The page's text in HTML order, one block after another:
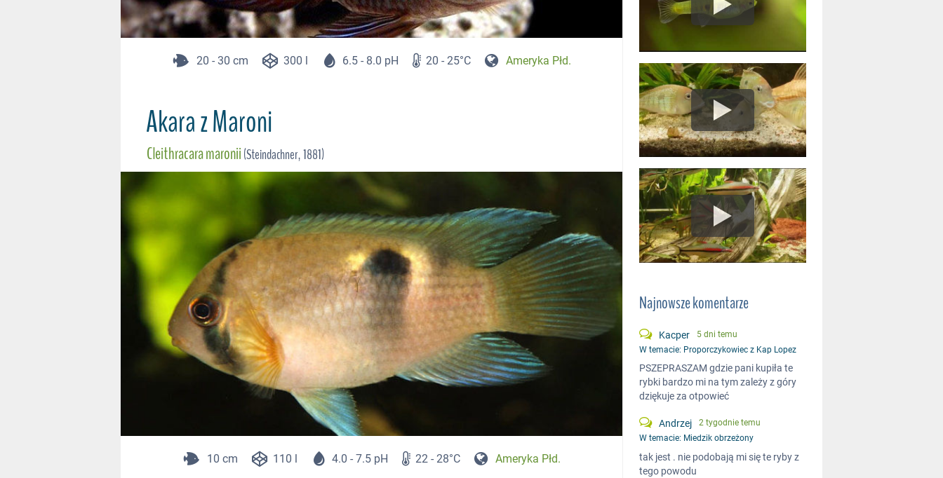
20 - 30 cm 300 l 6.5 - 8.0 pH 20 - 25°C Ameryka Płd.
Akara z Maroni
Cleithracara maronii(Steindachner, 1881)
10 cm 110 l 4.0 - 7.5 pH 22 - 28°C Ameryka Płd.
Najnowsze komentarze
Kacper
5 dni temu
W temacie: Proporczykowiec z Kap Lopez
PSZEPRASZAM gdzie pani kupiła te
rybki bardzo mi na tym zależy z góry
dziękuje za otpowieć
Andrzej
2 tygodnie temu
W temacie: Miedzik obrzeżony
tak jest . nie podobają mi się te ryby z
tego powodu